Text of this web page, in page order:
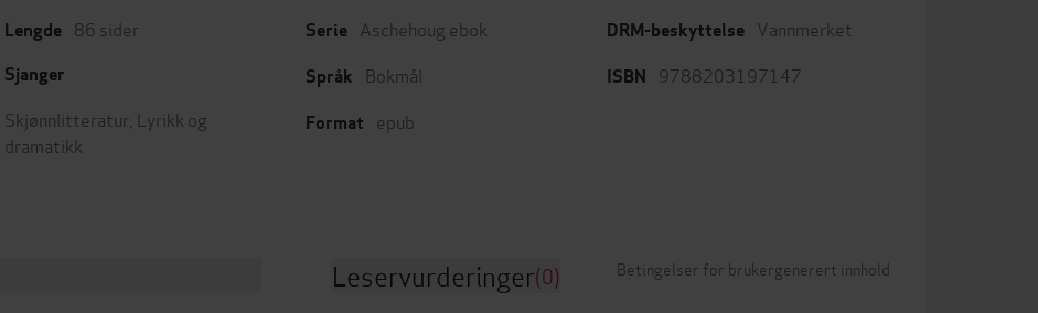
Lengde 86 sider
Sjanger
Skjønnlitteratur
Lyrikk og
dramatikk
Serie Aschehoug ebok
Språk Bokmål
Format epub
DRM-beskyttelse Vannmerket
ISBN 9788203197147
Leservurderinger(0) Betingelser for brukergenerert innhold